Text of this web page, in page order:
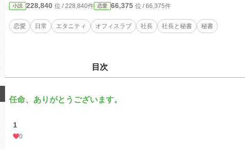
小説 228,840 位 / 228,840件 恋愛 66,375 位 / 66,375件
恋愛 日常 エタニティ オフィスラブ 社長 社長と秘書 秘書
目次
任命、ありがとうございます。
1
0